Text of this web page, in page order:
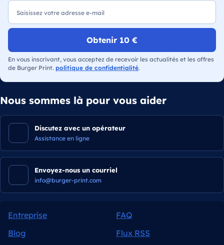
Obtenir 10 €
En vous inscrivant, vous acceptez de recevoir les actualités et les offres
de Burger Print. politique de confidentialité.
Nous sommes là pour vous aider
Discutez avec un opérateur
Assistance en ligne
Envoyez-nous un courriel
info@burger-print.com
Entreprise
FAQ
Blog
Flux RSS